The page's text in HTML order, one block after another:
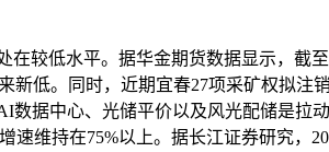
较低水平。据华金期货数据显示，截
低。同时，近期宜春27项采矿权拟注
据中心、光储平价以及风光配储是拉
速维持在75%以上。据长江证券研究，